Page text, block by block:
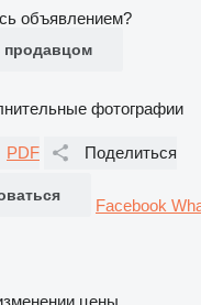
объявлением?
продавцом
фотографии
PDF
Поделиться
Facebook
цены